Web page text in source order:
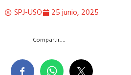
SPJ-USO 25 junio, 2025
Compartir….